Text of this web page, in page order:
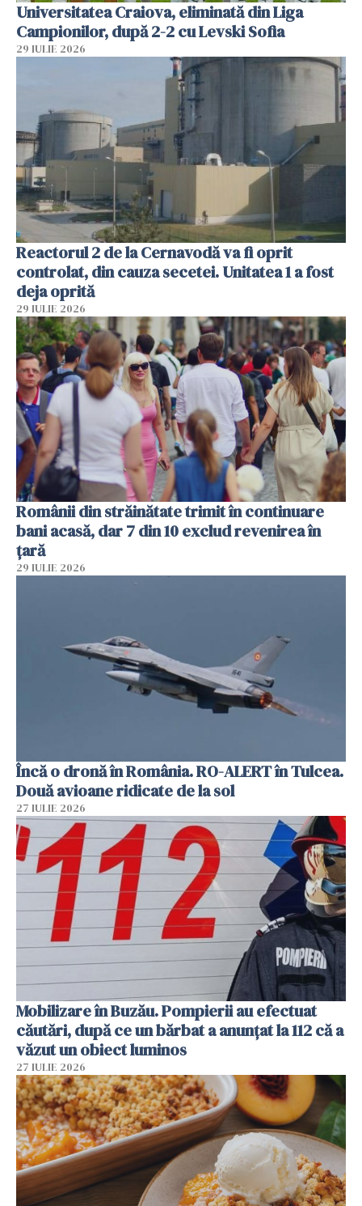
Universitatea Craiova, eliminată din Liga
Campionilor, după 2-2 cu Levski Sofia
29 IULIE 2026
Reactorul 2 de la Cernavodă va fi oprit
controlat, din cauza secetei. Unitatea 1 a fost
deja oprită
29 IULIE 2026
Românii din străinătate trimit în continuare
bani acasă, dar 7 din 10 exclud revenirea în
țară
29 IULIE 2026
Încă o dronă în România. RO-ALERT în Tulcea.
Două avioane ridicate de la sol
27 IULIE 2026
Mobilizare în Buzău. Pompierii au efectuat
căutări, după ce un bărbat a anunțat la 112 că a
văzut un obiect luminos
27 IULIE 2026